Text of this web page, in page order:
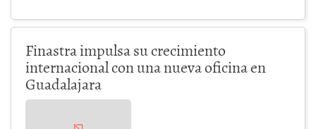
Finastra impulsa su crecimiento
internacional con una nueva oficina en
Guadalajara